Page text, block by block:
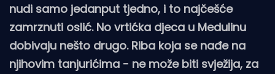
nudi samo jedanput tjedno, i to najčešće
zamrznuti oslić. No vrtićka djeca u Medulinu
dobivaju nešto drugo. Riba koja se nađe na
njihovim tanjurićima - ne može biti svježija, za